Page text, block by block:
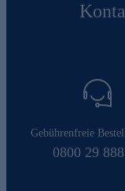
Gebührenfreie
0800 29